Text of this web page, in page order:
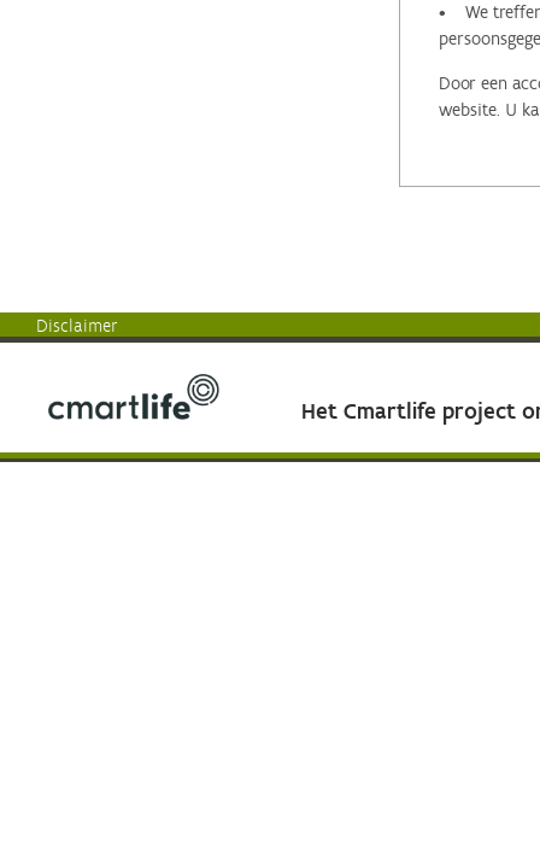
• We treffen
Door een
website. U
Disclaimer
Het Cmartlife project